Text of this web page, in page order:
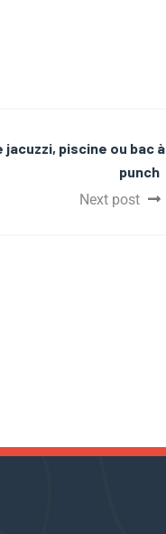
jacuzzi, piscine ou bac à
punch
Next post